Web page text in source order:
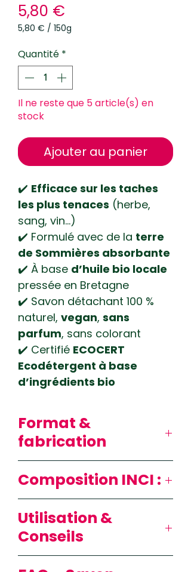
5,80 €
5,80 € / 150g
pour
150
Grammes
Quantité *
Il ne reste que 5 article(s) en
stock
Ajouter au panier
✔️ Efficace sur les taches
les plus tenaces (herbe,
sang, vin…)
✔️ Formulé avec de la terre
de Sommières absorbante
✔️ À base d’huile bio locale
pressée en Bretagne
✔️ Savon détachant 100 %
naturel, vegan, sans
parfum, sans colorant
✔️ Certifié ECOCERT
Ecodétergent à base
d’ingrédients bio
Format &
fabrication
Présenté dans une boîte
carton recyclable
Fabriqué en Bretagne, dans
une savonnerie artisanale
Composition INCI :
(savon d’huile de
tournesol bio)
Aqua
Utilisation &
Conseils